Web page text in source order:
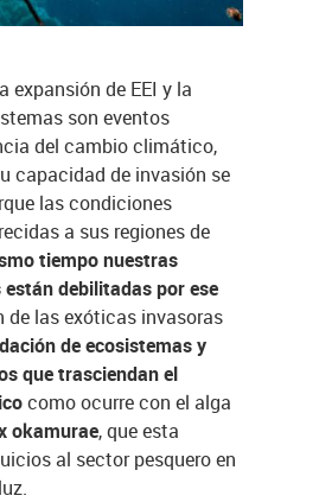
expansión de EEI y la
son eventos
del cambio climático,
capacidad de invasión se
las condiciones
a sus regiones de
tiempo nuestras
debilitadas por ese
de las exóticas invasoras
de ecosistemas y
que trasciendan el
como ocurre con el alga
okamurae, que esta
al sector pesquero en